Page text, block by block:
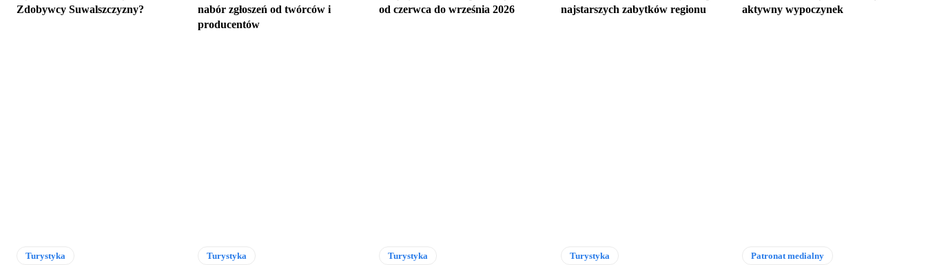
Zdobywcy Suwalszczyzny?
nabór zgłoszeń od twórców i
producentów
od czerwca do września 2026
najstarszych zabytków regionu
aktywny wypoczynek
Turystyka Turystyka Turystyka Turystyka Patronat medialny